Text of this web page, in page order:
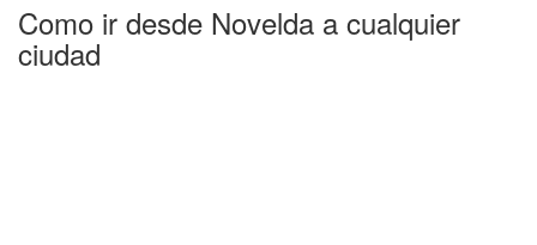
Como ir desde Novelda a cualquier
ciudad